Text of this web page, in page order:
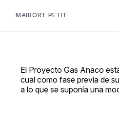
MAIBORT PETIT
El Proyecto Gas Anaco
cual como fase previa de
a lo que se suponía una